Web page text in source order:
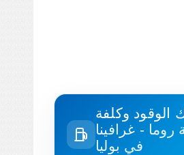
الوقود وكلفة
روما - غرافينا
في بوليا